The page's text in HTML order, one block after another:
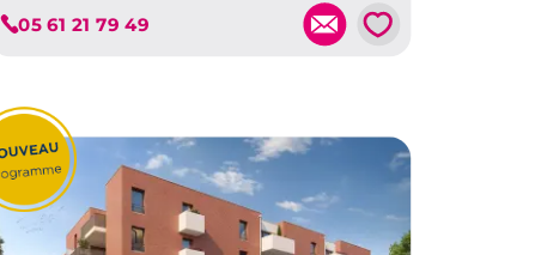
05 61 21 79 49 💗